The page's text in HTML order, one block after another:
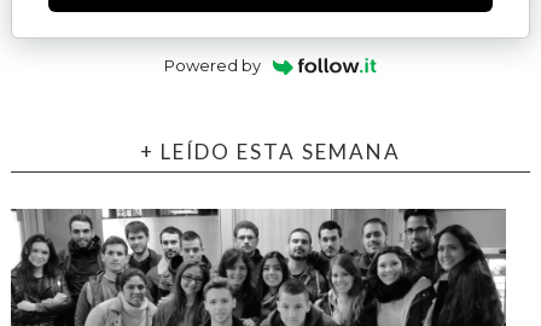
Powered by
+ LEÍDO ESTA SEMANA